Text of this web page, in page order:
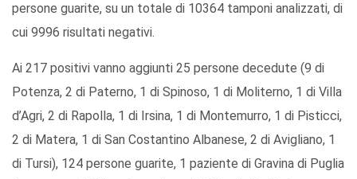
persone guarite, su un totale di 10364 tamponi analizzati, di
cui 9996 risultati negativi.
Ai 217 positivi vanno aggiunti 25 persone decedute (9 di
Potenza, 2 di Paterno, 1 di Spinoso, 1 di Moliterno, 1 di Villa
d’Agri, 2 di Rapolla, 1 di Irsina, 1 di Montemurro, 1 di Pisticci,
2 di Matera, 1 di San Costantino Albanese, 2 di Avigliano, 1
di Tursi), 124 persone guarite, 1 paziente di Gravina di Puglia